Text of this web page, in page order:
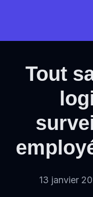
Tout
13 janvier